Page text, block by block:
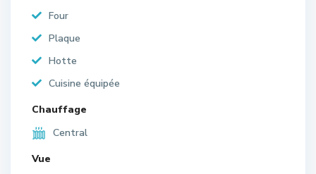
Four
Plaque
Hotte
Cuisine équipée
Chauffage
Central
Vue